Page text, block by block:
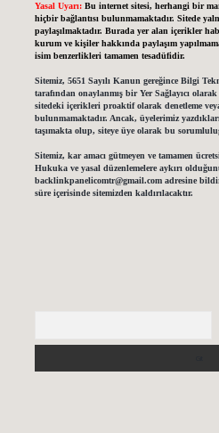
Yasal Uyarı: Bu internet sitesi, herhangi bir
hiçbir bağlantısı bulunmamaktadır. Sitede
paylaşılmaktadır. Burada yer alan içerikler
kurum ve kişiler hakkında paylaşım
isim benzerlikleri tamamen tesadüfidir.
Sitemiz, 5651 Sayılı Kanun gereğince Bilgi
tarafından onaylanmış bir Yer Sağlayıcı
sitedeki içerikleri proaktif olarak denetleme
bulunmamaktadır. Ancak, üyelerimiz
taşımakta olup, siteye üye olarak bu
Sitemiz, kar amacı gütmeyen ve tamamen
Hukuka ve yasal düzenlemelere aykırı
backlinkpanelicomtr@gmail.comadresine
süre içerisinde sitemizden kaldırılacaktır.